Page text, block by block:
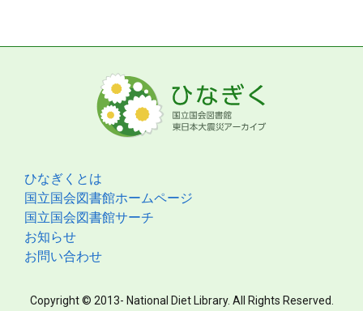
ひなぎくとは
国立国会図書館ホームページ
国立国会図書館サーチ
お知らせ
お問い合わせ
Copyright © 2013- National Diet Library. All Rights Reserved.